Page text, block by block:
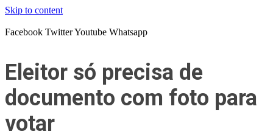
Skip to content
Facebook TwitterYoutube Whatsapp
Eleitor só precisa de
documento com foto para
votar